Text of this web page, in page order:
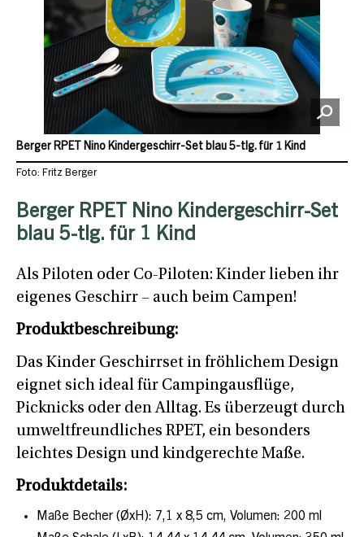
Berger RPET Nino Kindergeschirr-Set
blau 5-tlg. für 1 Kind
Als Piloten oder Co-Piloten: Kinder lieben ihr
eigenes Geschirr – auch beim Campen!
Produktbeschreibung:
Das Kinder Geschirrset in fröhlichem Design
eignet sich ideal für Campingausflüge,
Picknicks oder den Alltag. Es überzeugt durch
umweltfreundliches RPET, ein besonders
leichtes Design und kindgerechte Maße.
Produktdetails:
Maße Becher (ØxH): 7,1 x 8,5 cm, Volumen: 200 ml
Berger RPET Nino Kindergeschirr-Set blau 5-tlg. für 1 Kind
Foto: Fritz Berger